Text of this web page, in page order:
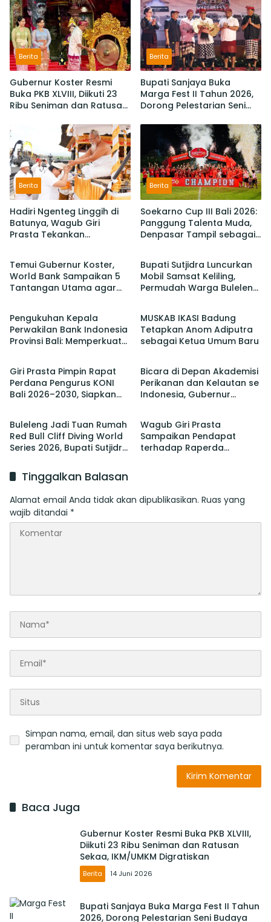
Berita
Gubernur Koster Resmi
Buka PKB XLVIII, Diikuti 23
Ribu Seniman dan Ratusan
IKM/UMKM Digratiskan
Berita
Bupati Sanjaya Buka
Marga Fest II Tahun 2026,
Dorong Pelestarian Seni
Potensi Lokal
Berita
Hadiri Ngenteg Linggih di
Batunya, Wagub Giri
Prasta Tekankan
Krama
Berita
Soekarno Cup III Bali 2026:
Panggung Talenta Muda,
Denpasar Tampil sebagai
Berita
Temui Gubernur Koster,
World Bank Sampaikan 5
Tantangan Utama agar
Berita
Bupati Sutjidra Luncurkan
Mobil Samsat Keliling,
Permudah Warga Buleleng
Berita
Pengukuhan Kepala
Perwakilan Bank Indonesia
Provinsi Bali: Memperkuat
Pertumbuhan Ekonomi Bali
Berita
MUSKAB IKASI Badung
Tetapkan Anom Adiputra
sebagai Ketua Umum Baru
Berita
Giri Prasta Pimpin Rapat
Perdana Pengurus KONI
Bali 2026–2030, Siapkan
Berita
Bicara di Depan Akademisi
Perikanan dan Kelautan se
Indonesia, Gubernur
Berita
Buleleng Jadi Tuan Rumah
Red Bull Cliff Diving World
Series 2026, Bupati Sutjidra:
Wisata Bali Utara
Berita
Wagub Giri Prasta
Sampaikan Pendapat
terhadap Raperda
Tinggalkan Balasan
Alamat email Anda tidak akan dipublikasikan. Ruas yang
wajib ditandai *
Simpan nama, email, dan situs web saya pada
peramban ini untuk komentar saya berikutnya.
Baca Juga
Gubernur Koster Resmi Buka PKB XLVIII,
Diikuti 23 Ribu Seniman dan Ratusan
Sekaa, IKM/UMKM Digratiskan
Berita 14 Juni 2026
Bupati Sanjaya Buka Marga Fest II Tahun
2026, Dorong Pelestarian Seni Budaya